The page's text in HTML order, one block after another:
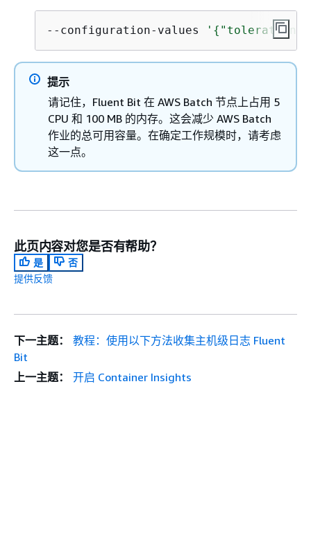
--configuration-values ' {
提示
请记住，Fluent Bit 在 AWS Batch 节点上占用 5
CPU 和 100 MB 的内存。这会减少 AWS Batch
作业的总可用容量。在确定工作规模时，请考虑
这一点。
此页内容对您是否有帮助？
是
否
提供反馈
下一主题：
教程：使用以下方法收集主机级日志 Fluent
Bit
上一主题：
开启 Container Insights